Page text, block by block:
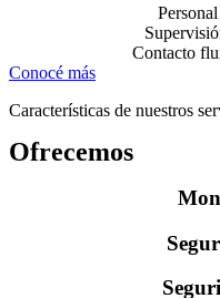
Contacto
Conocé más
Características de nuestros
Ofrecemos